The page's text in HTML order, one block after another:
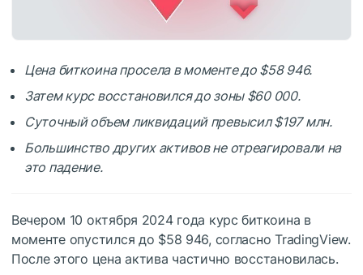
Цена биткоина просела в моменте до $58 946.
Затем курс восстановился до зоны $60 000.
Суточный объем ликвидаций превысил $197 млн.
Большинство других активов не отреагировали на
это падение.
Вечером 10 октября 2024 года курс биткоина в
моменте опустился до $58 946, согласно TradingView.
После этого цена актива частично восстановилась.